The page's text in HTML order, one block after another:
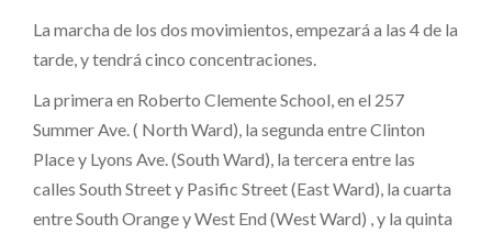
La marcha de los dos movimientos, empezará a las 4 de la
tarde, y tendrá cinco concentraciones.
La primera en Roberto Clemente School, en el 257
Summer Ave. ( North Ward), la segunda entre Clinton
Place y Lyons Ave. (South Ward), la tercera entre las
calles South Street y Pasific Street (East Ward), la cuarta
entre South Orange y West End (West Ward) , y la quinta